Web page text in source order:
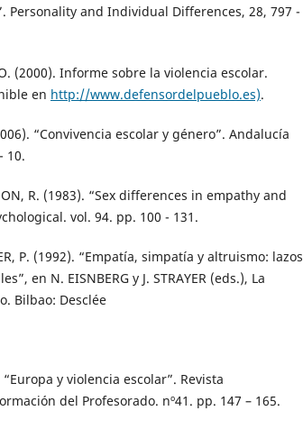
Personality and Individual Differences, 28, 797 -
(2000). Informe sobre la violencia escolar.
en http://www.defensordelpueblo.es).
“Convivencia escolar y género”. Andalucía
10.
R. (1983). “Sex differences in empathy and
vol. 94. pp. 100 - 131.
P. (1992). “Empatía, simpatía y altruismo: lazos
en N. EISNBERG y J. STRAYER (eds.), La
Bilbao: Desclée
“Europa y violencia escolar”. Revista
del Profesorado. nº41. pp. 147 – 165.